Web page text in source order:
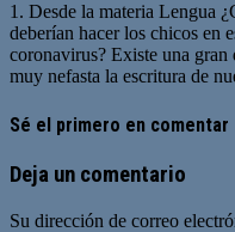
1. Desde la materia Lengua
deberían hacer los chicos en
coronavirus? Existe una
muy nefasta la escritura de
Sé el primero en comentar
Deja un comentario
Su dirección de correo